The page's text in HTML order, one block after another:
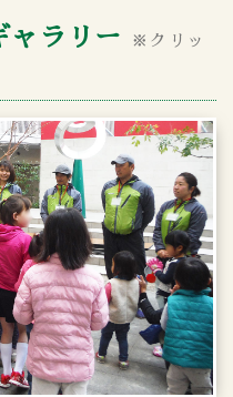
ャラリー
※クリッ